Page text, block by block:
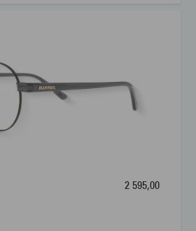
2 595,00